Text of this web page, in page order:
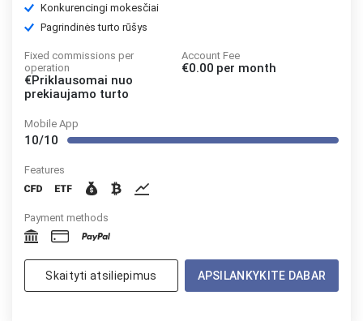
Konkurencingi mokesčiai
Pagrindinės turto rūšys
Fixed commissions per
operation
€Priklausomai nuo
prekiaujamo turto
Account Fee
€0.00 per month
Mobile App
10/10
Features
Payment methods
Skaityti atsiliepimus APSILANKYKITE DABAR